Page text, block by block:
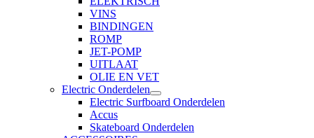
VINS
BINDINGEN
ROMP
JET-POMP
UITLAAT
OLIE EN VET
Electric Onderdelen
Electric Surfboard Onderdelen
Accus
Skateboard Onderdelen